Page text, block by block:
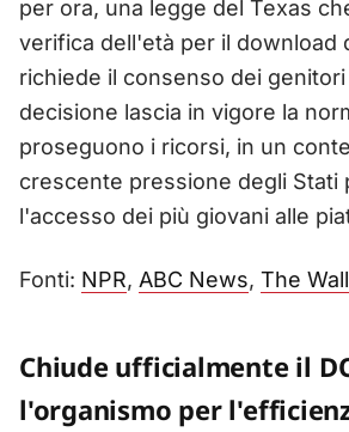
per ora, una legge del Texas
verifica dell'età per il download
richiede il consenso dei
decisione lascia in vigore la
proseguono i ricorsi, in un
crescente pressione degli Stati
l'accesso dei più giovani alle
Fonti: NPR, ABC News, The
Chiude ufficialmente il
l'organismo per